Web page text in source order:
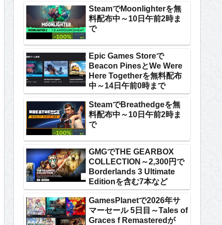
SteamでMoonlighterを無
料配布中～10日午前2時ま
で
Epic Games Storeで
Beacon PinesとWe Were
Here Togetherを無料配布
中～14日午前0時まで
SteamでBreathedgeを無
料配布中～10日午前2時ま
で
GMGでTHE GEARBOX
COLLECTION～2,300円で
Borderlands 3 Ultimate
Editionを含む7本など
GamesPlanetで2026年サ
マーセール 5日目～Tales of
Graces f Remasteredが